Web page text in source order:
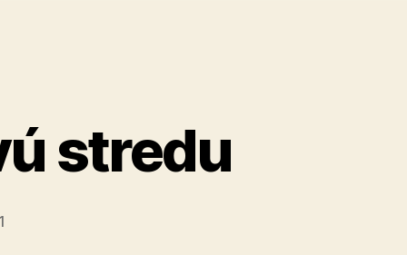
stredu